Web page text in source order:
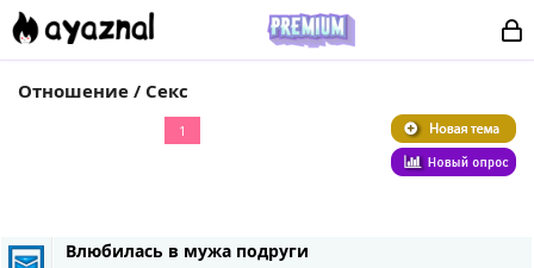
Отношение / Секс
1
Влюбилась в мужа подруги